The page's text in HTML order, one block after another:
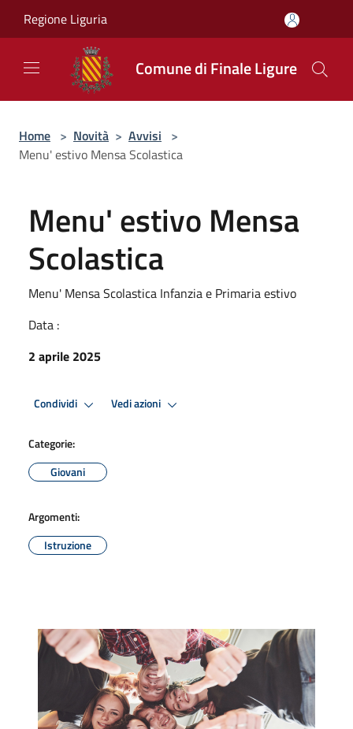
Regione Liguria
Comune di Finale Ligure
Home > Novità > Avvisi >
Menu' estivo Mensa Scolastica
Menu' estivo Mensa
Scolastica
Menu' Mensa Scolastica Infanzia e Primaria estivo
Data :
2 aprile 2025
Condividi Vedi azioni
Categorie:
Giovani
Argomenti:
Istruzione